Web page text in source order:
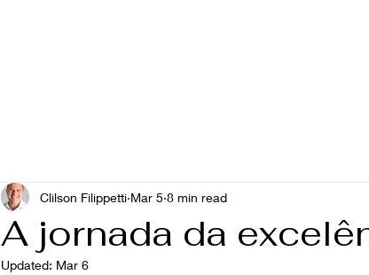
A jornada da
Clilson Filippetti Mar 5 8 min read
Updated: Mar 6